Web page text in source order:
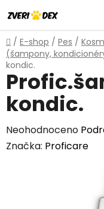
na
obsah
Domů
/ E-shop / Pes /
(šampony,
kondic.
kondic.
Průměrné
hodnocení
Neohodnoceno
Značka: Proficare